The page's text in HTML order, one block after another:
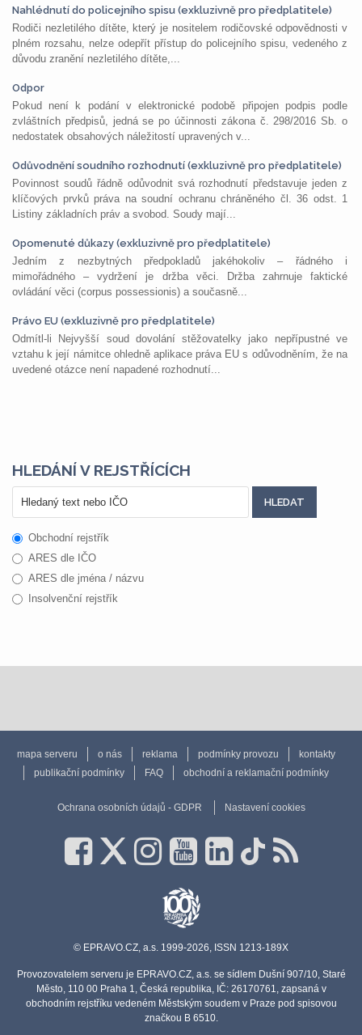
Nahlédnutí do policejního spisu (exkluzivně pro předplatitele)
Rodiči nezletilého dítěte, který je nositelem rodičovské odpovědnosti v
plném rozsahu, nelze odepřít přístup do policejního spisu, vedeného z
důvodu zranění nezletilého dítěte,...
Odpor
Pokud není k podání v elektronické podobě připojen podpis podle
zvláštních předpisů, jedná se po účinnosti zákona č. 298/2016 Sb. o
nedostatek obsahových náležitostí upravených v...
Odůvodnění soudního rozhodnutí (exkluzivně pro předplatitele)
Povinnost soudů řádně odůvodnit svá rozhodnutí představuje jeden z
klíčových prvků práva na soudní ochranu chráněného čl. 36 odst. 1
Listiny základních práv a svobod. Soudy mají...
Opomenuté důkazy (exkluzivně pro předplatitele)
Jedním z nezbytných předpokladů jakéhokoliv – řádného i
mimořádného – vydržení je držba věci. Držba zahrnuje faktické
ovládání věci (corpus possessionis) a současně...
Právo EU (exkluzivně pro předplatitele)
Odmítl-li Nejvyšší soud dovolání stěžovatelky jako nepřípustné ve
vztahu k její námitce ohledně aplikace práva EU s odůvodněním, že na
uvedené otázce není napadené rozhodnutí...
HLEDÁNÍ V REJSTŘÍCÍCH
Obchodní rejstřík
ARES dle IČO
ARES dle jména / názvu
Insolvenční rejstřík
mapa serveru o nás reklama podmínky provozu
kontakty
publikační podmínky
FAQ obchodní a reklamační podmínky
Ochrana osobních údajů - GDPR Nastavení cookies
© EPRAVO.CZ, a.s. 1999-2026, ISSN 1213-189X
Provozovatelem serveru je EPRAVO.CZ, a.s. se sídlem Dušní 907/10, Staré
Město, 110 00 Praha 1, Česká republika, IČ: 26170761, zapsaná v
obchodním rejstříku vedeném Městským soudem v Praze pod spisovou
značkou B 6510.